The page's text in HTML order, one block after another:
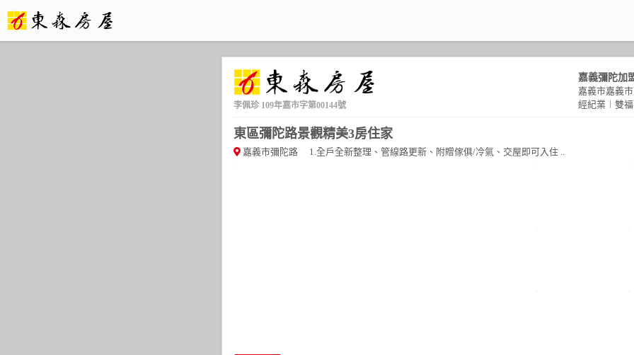
李佩珍 109年嘉市字第00144號
嘉義彌陀加
嘉義市嘉義
經紀業︱雙
東區彌陀路景觀精美3房住家
嘉義市彌陀路 1.全戶全新整理、管線路更新、附贈傢俱/冷氣、交屋即可入住 ..